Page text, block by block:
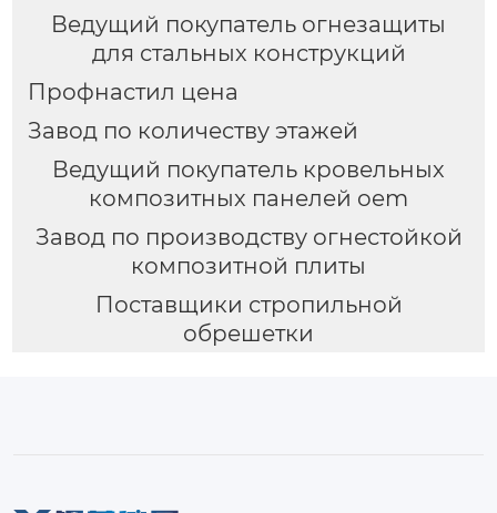
Ведущий покупатель огнезащиты
для стальных конструкций
Профнастил цена
Завод по количеству этажей
Ведущий покупатель кровельных
композитных панелей oem
Завод по производству огнестойкой
композитной плиты
Поставщики стропильной
обрешетки